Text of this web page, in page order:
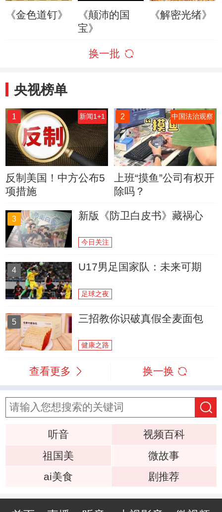
《金色道钉》
《颠沛的国
宝》
《解密光绪》
换一批
央视榜单
1 新闻1+1
反制美国！中方公布5
项措施
2 中国法治观察
上班“摸鱼”公司有权开
除吗？
3 新版《防卫白皮书》藏祸心
今日关注
4 U17男足国家队：未来可期
足球之夜
5 三招教你识破真假全麦面包
健康之路
查看更多 换一换
听音
视频百科
祖国美
微故事
ai美食
剧推荐